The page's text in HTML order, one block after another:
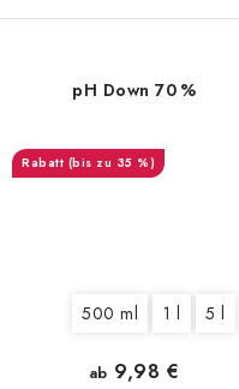
pH Down 70 %
(bis zu 35 %)
500 ml 1 l 5 l
ab 9,98 €